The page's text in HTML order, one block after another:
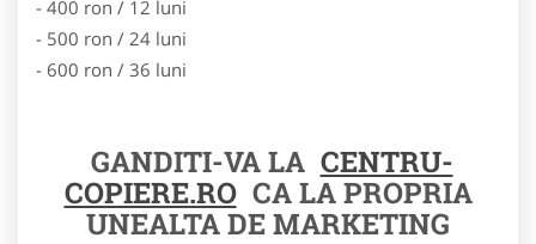
- 400 ron / 12 luni
- 500 ron / 24 luni
- 600 ron / 36 luni
GANDITI-VA LA CENTRU-
COPIERE.RO CA LA PROPRIA
UNEALTA DE MARKETING